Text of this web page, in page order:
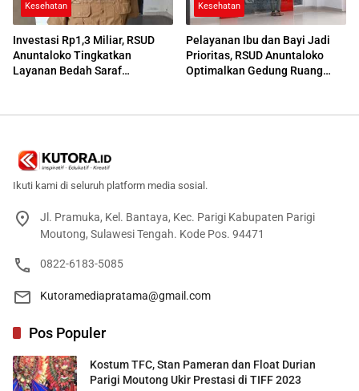
Kesehatan
Investasi Rp1,3 Miliar, RSUD
Anuntaloko Tingkatkan
Layanan Bedah Saraf
Kesehatan
Pelayanan Ibu dan Bayi Jadi
Prioritas, RSUD Anuntaloko
Optimalkan Gedung Ruang
Ikuti kami di seluruh platform media sosial.
Jl. Pramuka, Kel. Bantaya, Kec. Parigi Kabupaten Parigi
Moutong, Sulawesi Tengah. Kode Pos. 94471
0822-6183-5085
Kutoramediapratama@gmail.com
Pos Populer
Kostum TFC, Stan Pameran dan Float Durian
Parigi Moutong Ukir Prestasi di TIFF 2023